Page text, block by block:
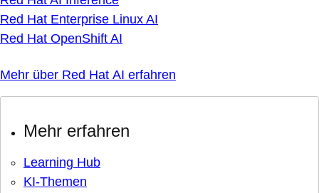
Red Hat Enterprise Linux AI
Red Hat OpenShift AI
Mehr über Red Hat AI erfahren
Mehr erfahren
Learning Hub
KI-Themen